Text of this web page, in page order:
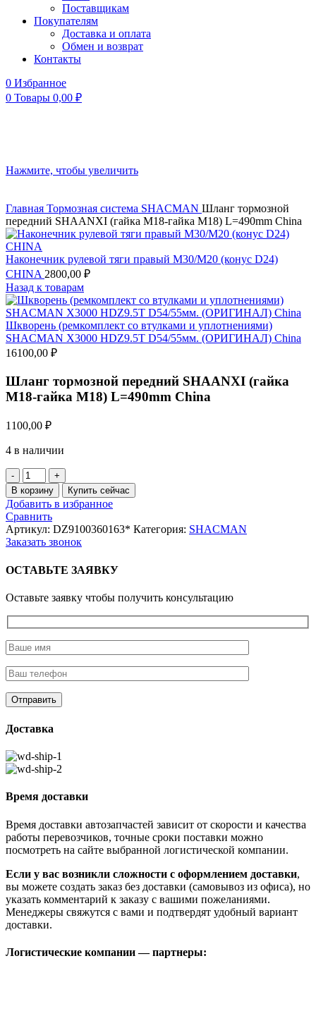
Поставщикам
Покупателям
Доставка и оплата
Обмен и возврат
Контакты
0 Избранное
0 Товары 0,00 ₽
Нажмите, чтобы увеличить
Главная Тормозная система SHACMAN Шланг тормозной
передний SHAANXI (гайка М18-гайка М18) L=490mm China
Наконечник рулевой тяги правый М30/М20 (конус D24)
CHINA 2800,00 ₽
Назад к товарам
Шкворень (ремкомплект со втулками и уплотнениями)
SHACMAN X3000 HDZ9.5T D54/55мм. (ОРИГИНАЛ) China
16100,00 ₽
Шланг тормозной передний SHAANXI (гайка
М18-гайка М18) L=490mm China
1100,00 ₽
4 в наличии
Количество
товара
Шланг
тормозной
передний
SHAANXI
(гайка
гайка
L=490mm
China
В корзину Купить сейчас
Добавить в избранное
Сравнить
Артикул: DZ9100360163* Категория: SHACMAN
Заказать звонок
ОСТАВЬТЕ ЗАЯВКУ
Оставьте заявку чтобы получить консультацию
Доставка
Время доставки
Время доставки автозапчастей зависит от скорости и качества
работы перевозчиков, точные сроки поставки можно
посмотреть на сайте выбранной логистической компании.
Если у вас возникли сложности с оформлением доставки,
вы можете создать заказ без доставки (самовывоз из офиса), но
указать комментарий к заказу с вашими пожеланиями.
Менеджеры свяжутся с вами и подтвердят удобный вариант
доставки.
Логистические компании — партнеры: